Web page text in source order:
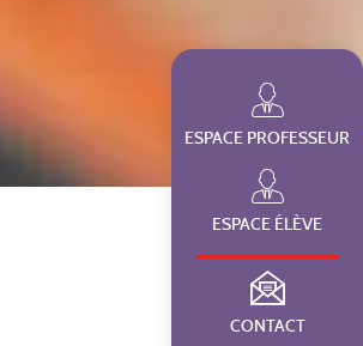
ESPACE PROFESSEUR
ESPACE ÉLÈVE
CONTACT